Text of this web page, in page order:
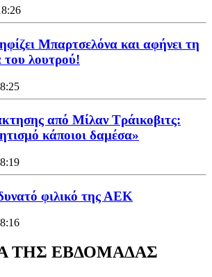
Μπαρτσελόνα και αφήνει τη
λουτρού!
από Μίλαν Τράικοβιτς:
κάποιοι δαμέσα»
φιλικό της ΑΕΚ
ΤΗΣ ΕΒΔΟΜΑΔΑΣ